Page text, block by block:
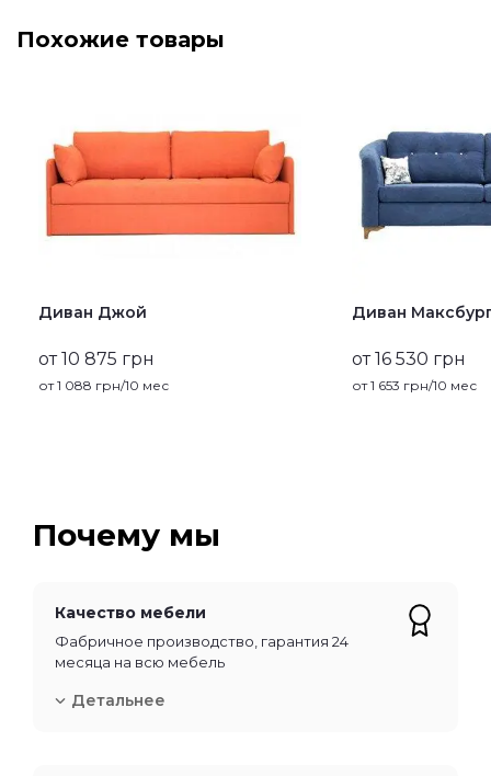
Похожие товары
Диван Джой
от 10 875 грн
от1 088 грн/10 мес
Диван
от 16 530 грн
от1 653 грн/10 мес
Почему мы
Качество мебели
Фабричное производство, гарантия 24
месяца на всю мебель
Детальнее